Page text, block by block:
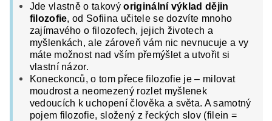
Jde vlastně o takovýoriginální výklad dějin
filozofie, od Sofiina učitele se dozvíte mnoho
zajímavého o filozofech, jejich životech a
myšlenkách, ale zároveň vám nic nevnucuje a vy
máte možnost nad vším přemýšlet a utvořit si
vlastní názor.
Koneckonců, o tom přece filozofie je – milovat
moudrost a neomezený rozlet myšlenek
vedoucích k uchopení člověka a světa. A samotný
pojem filozofie, složený z řeckých slov (filein =